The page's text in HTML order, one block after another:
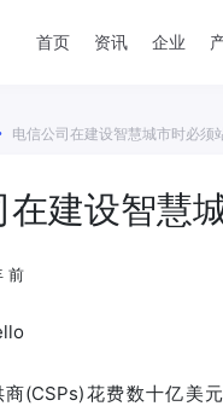
首页 资讯 企业
电信公司在建设智慧城市时必须
在建设智慧
前
(CSPs)花费数十亿美